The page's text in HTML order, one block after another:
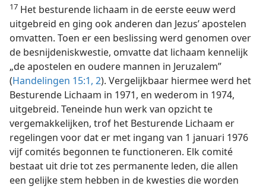
17 Het besturende lichaam in de eerste eeuw werd
uitgebreid en ging ook anderen dan Jezus’ apostelen
omvatten. Toen er een beslissing werd genomen over
de besnijdeniskwestie, omvatte dat lichaam kennelijk
„de apostelen en oudere mannen in Jeruzalem”
(Handelingen 15:1, 2). Vergelijkbaar hiermee werd het
Besturende Lichaam in 1971, en wederom in 1974,
uitgebreid. Teneinde hun werk van opzicht te
vergemakkelijken, trof het Besturende Lichaam er
regelingen voor dat er met ingang van 1 januari 1976
vijf comités begonnen te functioneren. Elk comité
bestaat uit drie tot zes permanente leden, die allen
een gelijke stem hebben in de kwesties die worden